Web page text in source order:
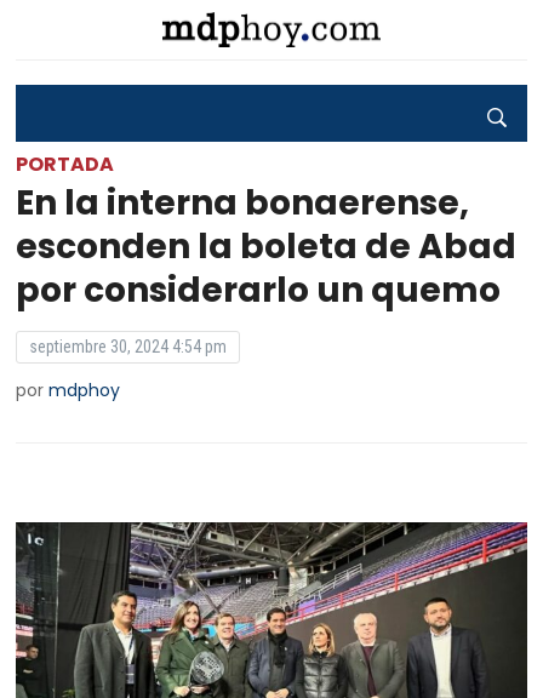
PORTADA
En la interna bonaerense,
esconden la boleta de Abad
por considerarlo un quemo
septiembre 30, 2024 4:54 pm
pormdphoy